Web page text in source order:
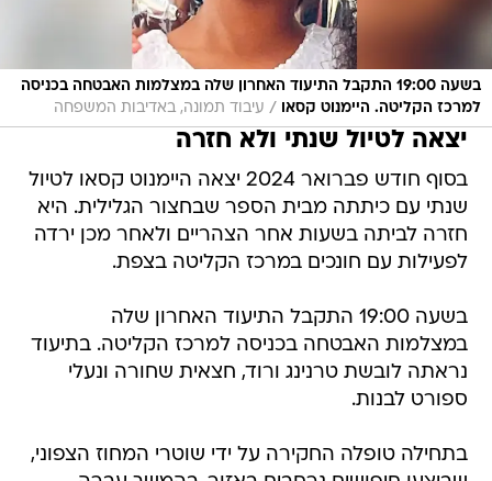
בשעה 19:00 התקבל התיעוד האחרון שלה במצלמות האבטחה בכניסה
למרכז הקליטה. היימנוט קסאו
/ עיבוד תמונה, באדיבות המשפחה
יצאה לטיול שנתי ולא חזרה
בסוף חודש פברואר 2024 יצאה היימנוט קסאו לטיול
שנתי עם כיתתה מבית הספר שבחצור הגלילית. היא
חזרה לביתה בשעות אחר הצהריים ולאחר מכן ירדה
לפעילות עם חונכים במרכז הקליטה בצפת.
בשעה 19:00 התקבל התיעוד האחרון שלה
במצלמות האבטחה בכניסה למרכז הקליטה. בתיעוד
נראתה לובשת טרנינג ורוד, חצאית שחורה ונעלי
ספורט לבנות.
בתחילה טופלה החקירה על ידי שוטרי המחוז הצפוני,